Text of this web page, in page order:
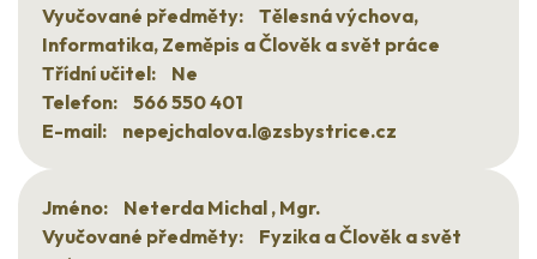
Vyučované předměty:
Tělesná výchova,
Informatika, Zeměpis a Člověk a svět práce
Třídní učitel:
Ne
Telefon:
566 550 401
E-mail:
nepejchalova.l@zsbystrice.cz
Jméno:
Neterda Michal , Mgr.
Vyučované předměty:
Fyzika a Člověk a svět